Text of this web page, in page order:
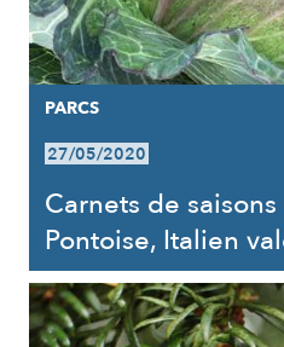
PARCS
27/05/2020
Carnets de
Pontoise, Italien